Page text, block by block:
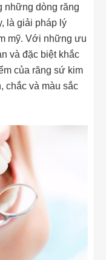
những dòng răng
là giải pháp lý
mỹ. Với những ưu
và đặc biệt khắc
của răng sứ kim
chắc và màu sắc